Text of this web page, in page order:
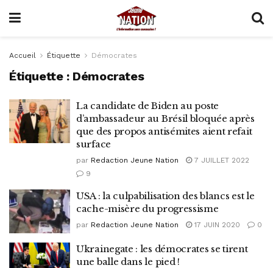
Accueil Étiquette Démocrates
Étiquette : Démocrates
La candidate de Biden au poste
d’ambassadeur au Brésil bloquée après
que des propos antisémites aient refait
surface
par Redaction Jeune Nation
7 JUILLET 2022
9
USA : la culpabilisation des blancs est le
cache-misère du progressisme
par Redaction Jeune Nation 17 JUIN 2020 0
Ukrainegate : les démocrates se tirent
une balle dans le pied !